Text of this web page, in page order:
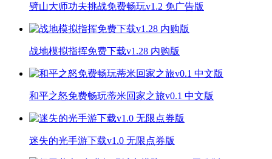
劈山大师功夫挑战免费畅玩v1.2 免广告版
战地模拟指挥免费下载v1.28 内购版
和平之怒免费畅玩蒂米回家之旅v0.1 中文版
迷失的光手游下载v1.0 无限点券版